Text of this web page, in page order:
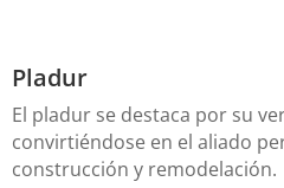
Pladur
El pladur se destaca por su
convirtiéndose en el aliado
construcción y remodelación.